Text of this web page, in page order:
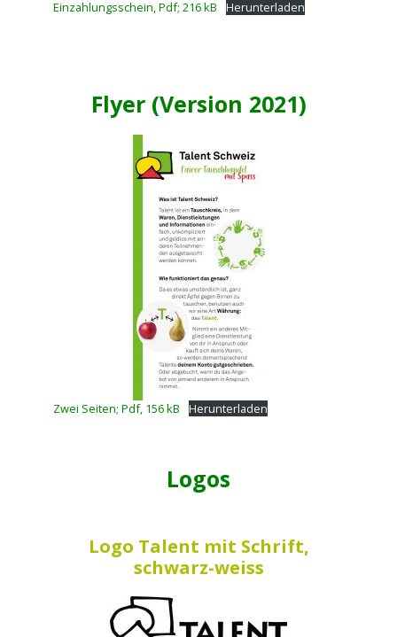
Einzahlungsschein, Pdf; 216 kB Herunterladen
Flyer (Version 2021)
Zwei Seiten; Pdf, 156 kB Herunterladen
Logos
Logo Talent mit Schrift,
schwarz-weiss